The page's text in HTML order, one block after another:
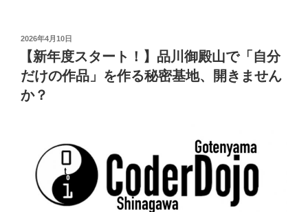
投
日:
2026年4月10日
【新年度スタート！】品川御殿山で「自分
だけの作品」を作る秘密基地、開きません
か？